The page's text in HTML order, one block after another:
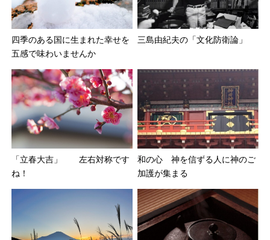
四季のある国に生まれた幸せを
五感で味わいませんか
三島由紀夫の「文化防衛論」
「立春大吉」 左右対称です
ね！
和の心 神を信ずる人に神のご
加護が集まる